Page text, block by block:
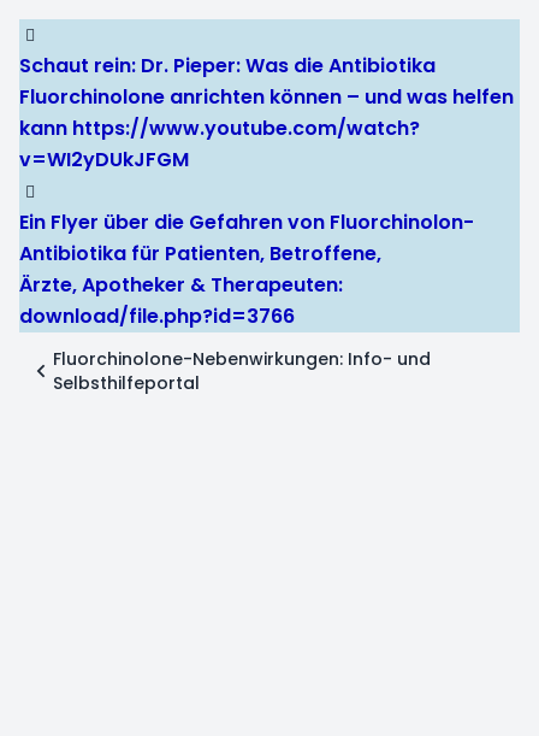
Schaut rein: Dr. Pieper: Was die Antibiotika
Fluorchinolone anrichten können – und was helfen
kann https://www.youtube.com/watch?
v=WI2yDUkJFGM
Ein Flyer über die Gefahren von Fluorchinolon-
Antibiotika für Patienten, Betroffene,
Ärzte, Apotheker & Therapeuten:
download/file.php?id=3766
Fluorchinolone-Nebenwirkungen: Info- und
Selbsthilfeportal